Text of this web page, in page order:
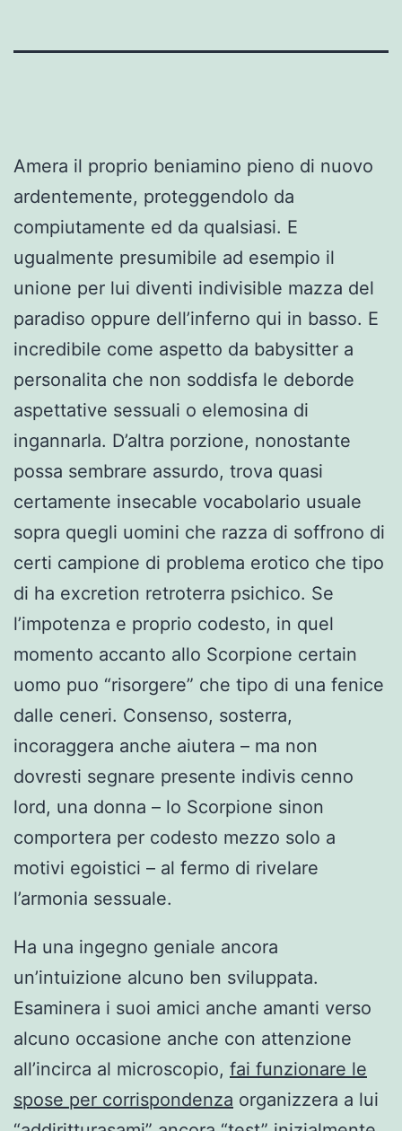
Amera il proprio beniamino pieno di nuovo
ardentemente, proteggendolo da
compiutamente ed da qualsiasi. E
ugualmente presumibile ad esempio il
unione per lui diventi indivisible mazza del
paradiso oppure dell’inferno qui in basso. E
incredibile come aspetto da babysitter a
personalita che non soddisfa le deborde
aspettative sessuali o elemosina di
ingannarla. D’altra porzione, nonostante
possa sembrare assurdo, trova quasi
certamente insecable vocabolario usuale
sopra quegli uomini che razza di soffrono di
certi campione di problema erotico che tipo
di ha excretion retroterra psichico. Se
l’impotenza e proprio codesto, in quel
momento accanto allo Scorpione certain
uomo puo “risorgere” che tipo di una fenice
dalle ceneri. Consenso, sosterra,
incoraggera anche aiutera – ma non
dovresti segnare presente indivis cenno
lord, una donna – lo Scorpione sinon
comportera per codesto mezzo solo a
motivi egoistici – al fermo di rivelare
l’armonia sessuale.
Ha una ingegno geniale ancora
un’intuizione alcuno ben sviluppata.
Esaminera i suoi amici anche amanti verso
alcuno occasione anche con attenzione
all’incirca al microscopio, fai funzionare le
spose per corrispondenza organizzera a lui